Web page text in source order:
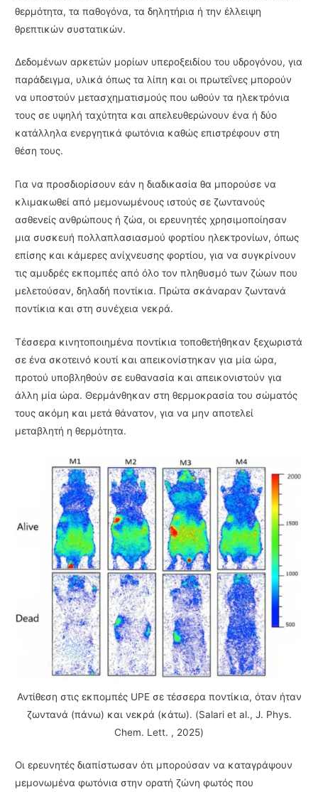
θερμότητα, τα παθογόνα, τα δηλητήρια ή την έλλειψη
θρεπτικών συστατικών.
Δεδομένων αρκετών μορίων υπεροξειδίου του υδρογόνου, για
παράδειγμα, υλικά όπως τα λίπη και οι πρωτεΐνες μπορούν
να υποστούν μετασχηματισμούς που ωθούν τα ηλεκτρόνια
τους σε υψηλή ταχύτητα και απελευθερώνουν ένα ή δύο
κατάλληλα ενεργητικά φωτόνια καθώς επιστρέφουν στη
θέση τους.
Για να προσδιορίσουν εάν η διαδικασία θα μπορούσε να
κλιμακωθεί από μεμονωμένους ιστούς σε ζωντανούς
ασθενείς ανθρώπους ή ζώα, οι ερευνητές χρησιμοποίησαν
μια συσκευή πολλαπλασιασμού φορτίου ηλεκτρονίων, όπως
επίσης και κάμερες ανίχνευσης φορτίου, για να συγκρίνουν
τις αμυδρές εκπομπές από όλο τον πληθυσμό των ζώων που
μελετούσαν, δηλαδή ποντίκια. Πρώτα σκάναραν ζωντανά
ποντίκια και στη συνέχεια νεκρά.
Τέσσερα κινητοποιημένα ποντίκια τοποθετήθηκαν ξεχωριστά
σε ένα σκοτεινό κουτί και απεικονίστηκαν για μία ώρα,
προτού υποβληθούν σε ευθανασία και απεικονιστούν για
άλλη μία ώρα. Θερμάνθηκαν στη θερμοκρασία του σώματός
τους ακόμη και μετά θάνατον, για να μην αποτελεί
μεταβλητή η θερμότητα.
Αντίθεση στις εκπομπές UPE σε τέσσερα ποντίκια, όταν ήταν
ζωντανά (πάνω) και νεκρά (κάτω). (Salari et al., J. Phys.
Chem. Lett. , 2025)
Οι ερευνητές διαπίστωσαν ότι μπορούσαν να καταγράψουν
μεμονωμένα φωτόνια στην ορατή ζώνη φωτός που